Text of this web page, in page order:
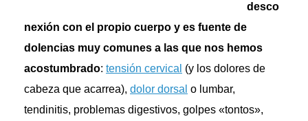
desco
nexión con el propio cuerpo y es fuente de
dolencias muy comunes a las que nos hemos
acostumbrado: tensión cervical (y los dolores de
cabeza que acarrea), dolor dorsal o lumbar,
tendinitis, problemas digestivos, golpes «tontos»,